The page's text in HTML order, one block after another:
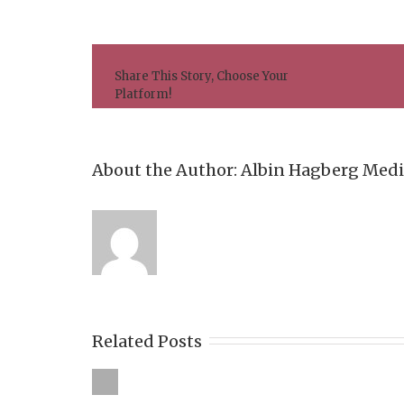
Share This Story, Choose Your
Platform!
About the Author: Albin Hagberg
Related Posts